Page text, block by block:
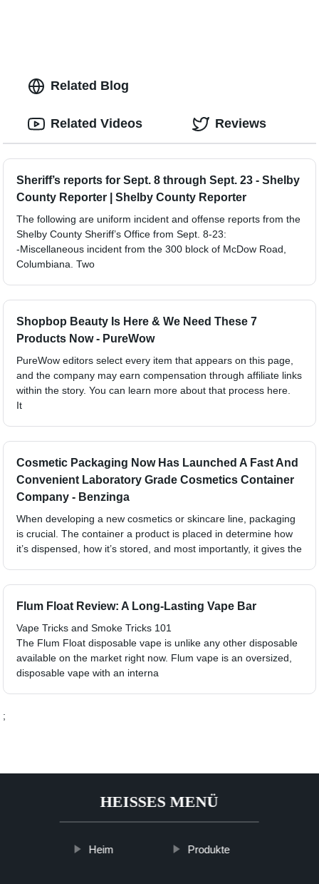
Related Blog
Sheriff’s reports for Sept. 8 through Sept. 23 - Shelby
County Reporter | Shelby County Reporter
The following are uniform incident and offense reports from the
Shelby County Sheriff’s Office from Sept. 8-23:
-Miscellaneous incident from the 300 block of McDow Road,
Columbiana. Two
Shopbop Beauty Is Here & We Need These 7
Products Now - PureWow
PureWow editors select every item that appears on this page,
and the company may earn compensation through affiliate links
within the story. You can learn more about that process here.
It
Cosmetic Packaging Now Has Launched A Fast And
Convenient Laboratory Grade Cosmetics Container
Company - Benzinga
When developing a new cosmetics or skincare line, packaging
is crucial. The container a product is placed in determine how
it’s dispensed, how it’s stored, and most importantly, it gives the
Flum Float Review: A Long-Lasting Vape Bar
Vape Tricks and Smoke Tricks 101
The Flum Float disposable vape is unlike any other disposable
available on the market right now. Flum vape is an oversized,
disposable vape with an interna
;
Related Videos Reviews
HEISSES MENÜ
Heim Produkte